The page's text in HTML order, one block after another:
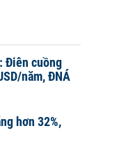
Điên cuồng
năm, ĐNÁ
hơn 32%,